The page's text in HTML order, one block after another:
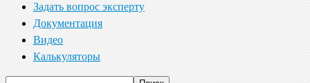
Задать вопрос эксперту
Документация
Видео
Калькуляторы